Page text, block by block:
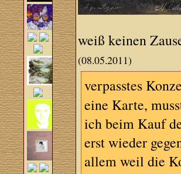
weiß keinen
(08.05.2011)
verpasstes
eine Karte,
ich beim Kauf
erst wieder
allem weil die